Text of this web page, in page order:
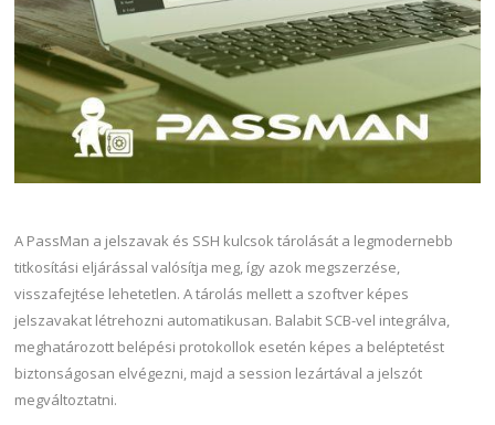
A PassMan a jelszavak és SSH kulcsok tárolását a legmodernebb
titkosítási eljárással valósítja meg, így azok megszerzése,
visszafejtése lehetetlen. A tárolás mellett a szoftver képes
jelszavakat létrehozni automatikusan. Balabit SCB-vel integrálva,
meghatározott belépési protokollok esetén képes a beléptetést
biztonságosan elvégezni, majd a session lezártával a jelszót
megváltoztatni.